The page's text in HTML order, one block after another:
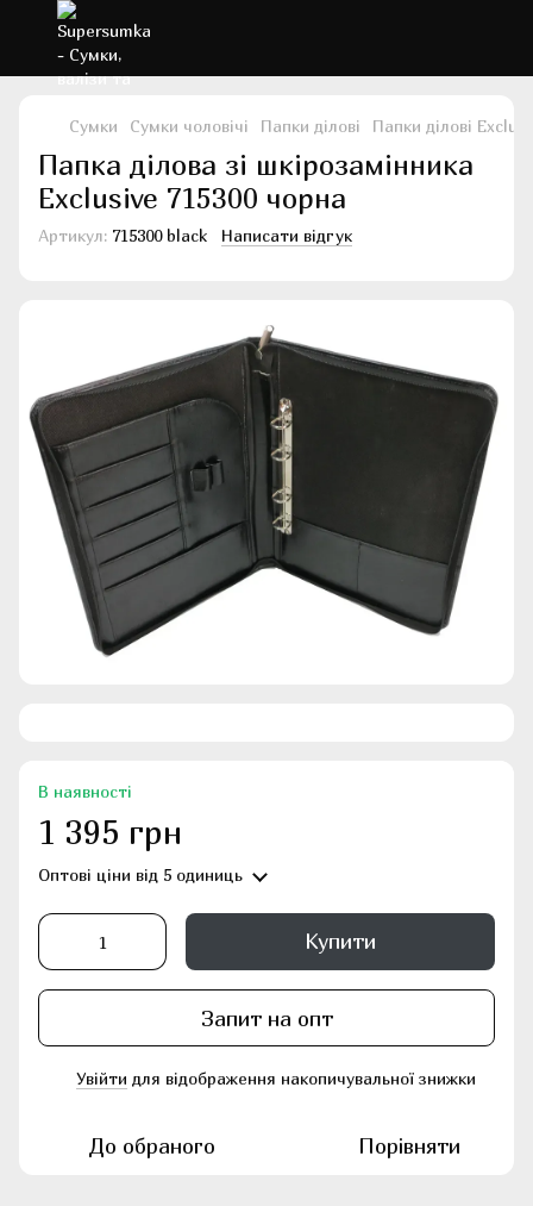
Сумки Сумки чоловічі Папки ділові Папки ділові
Папка ділова зі шкірозамінника
Exclusive 715300 чорна
Артикул: 715300 black Написати відгук
В наявності
1 395 грн
Оптові ціни від 5 одиниць
Купити
Запит на опт
Увійти для відображення накопичувальної знижки
До обраного Порівняти